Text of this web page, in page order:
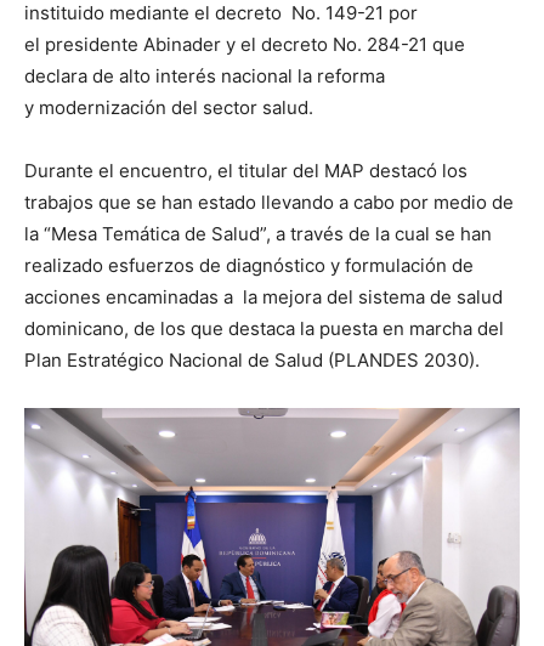
instituido mediante el decreto No. 149-21 por
el presidente Abinader y el decreto No. 284-21 que
declara de alto interés nacional la reforma
y modernización del sector salud.
Durante el encuentro, el titular del MAP destacó los
trabajos que se han estado llevando a cabo por medio de
la “Mesa Temática de Salud”, a través de la cual se han
realizado esfuerzos de diagnóstico y formulación de
acciones encaminadas a la mejora del sistema de salud
dominicano, de los que destaca la puesta en marcha del
Plan Estratégico Nacional de Salud (PLANDES 2030).